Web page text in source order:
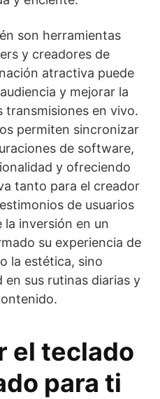
son herramientas
y creadores de
atractiva puede
y mejorar la
transmisiones en vivo.
permiten sincronizar
de software,
y ofreciendo
tanto para el creador
de usuarios
la inversión en un
su experiencia de
la estética, sino
sus rutinas diarias y
el teclado
para ti